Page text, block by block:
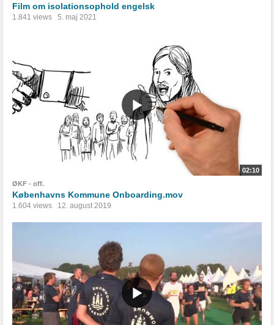
Film om isolationsophold engelsk
1.841 views 5. maj 2021
02:10
ØKF - off.
Københavns Kommune Onboarding.mov
1.604 views 12. august 2019